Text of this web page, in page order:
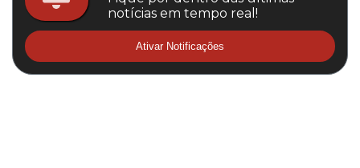
notícias em tempo real!
Ativar Notificações